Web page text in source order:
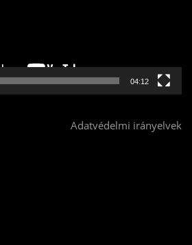
04:12
Adatvédelmi irányelvek